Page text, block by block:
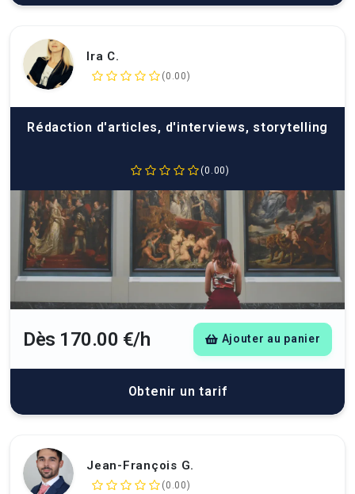
Ira C.
(0.00)
Rédaction d'articles, d'interviews, storytelling
(0.00)
Dès 170.00 €/h Ajouter au panier
Obtenir un tarif
Jean-François G.
(0.00)